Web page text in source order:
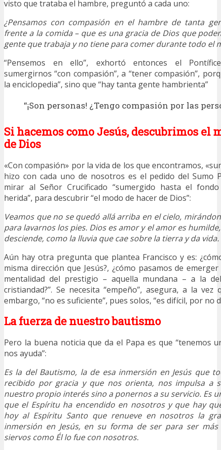
visto que trataba el hambre, preguntó a cada uno:
¿Pensamos con compasión en el hambre de tanta
frente a la comida – que es una gracia de Dios que
gente que trabaja y no tiene para comer durante todo el
“Pensemos en ello”, exhortó entonces el
sumergirnos “con compasión”, a “tener compasión”,
la enciclopedia”, sino que “hay tanta gente hambrienta”
“¡Son personas! ¿Tengo compasión por las
Si hacemos como Jesús, descubrimos el
de Dios
«Con compasión» por la vida de los que encontramos,
hizo con cada uno de nosotros es el pedido del Sumo
mirar al Señor Crucificado “sumergido hasta el
herida”, para descubrir “el modo de hacer de Dios”:
Veamos que no se quedó allá arriba en el cielo,
para lavarnos los pies. Dios es amor y el amor es
desciende, como la lluvia que cae sobre la tierra y da vida.
Aún hay otra pregunta que plantea Francisco y es:
misma dirección que Jesús?, ¿cómo pasamos de
mentalidad del prestigio – aquella mundana – a la
cristiandad?”. Se necesita “empeño”, asegura, a la
embargo, “no es suficiente”, pues solos, “es difícil, por no
La fuerza de nuestro bautismo
Pero la buena noticia que da el Papa es que “tenemos
nos ayuda”:
Es la del Bautismo, la de esa inmersión en Jesús que
recibido por gracia y que nos orienta, nos impulsa a
nuestro propio interés sino a ponernos a su servicio. Es
que el Espíritu ha encendido en nosotros y que hay
hoy al Espíritu Santo que renueve en nosotros la
inmersión en Jesús, en su forma de ser para ser
siervos como Él lo fue con nosotros.